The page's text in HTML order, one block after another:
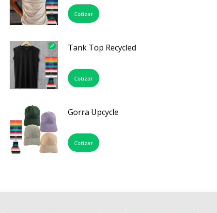
Cotizar
Tank Top Recycled
Cotizar
Gorra Upcycle
Cotizar